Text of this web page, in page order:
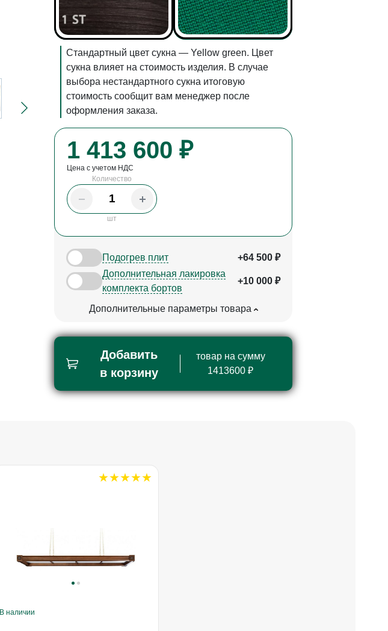
1 413 600 ₽
Цена с учетом НДС
Количество
шт
Подогрев плит
+64 500 ₽
Дополнительная лакировка
комплекта бортов
+10 000 ₽
Дополнительные параметры товара
Добавить
в корзину
товар на сумму
1413600 ₽
Стандартный цвет сукна — Yellow green. Цвет
сукна влияет на стоимость изделия. В случае
выбора нестандартного сукна итоговую
стоимость сообщит вам менеджер после
оформления заказа.
В наличии